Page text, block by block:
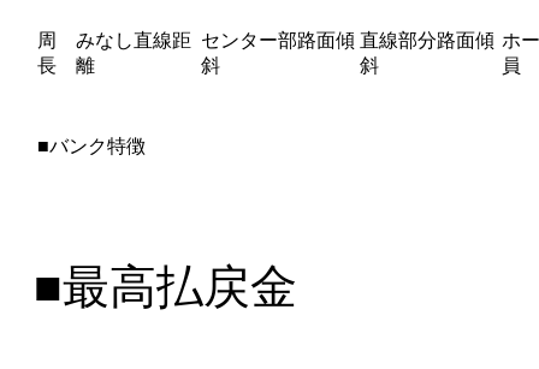
周
長
みなし直線距
離
センター部路面傾
斜
直線部分路面傾
斜
ホ
員
■バンク特徴
■最高払戻金